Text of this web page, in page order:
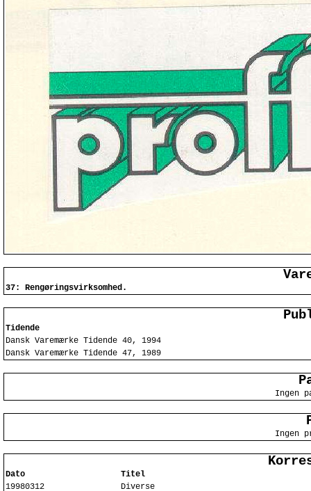
37: Rengøringsvirksomhed.
Tidende
Dansk Varemærke Tidende 40, 1994
Dansk Varemærke Tidende 47, 1989
Ingen
Ingen
Dato
Titel
19980312
Diverse